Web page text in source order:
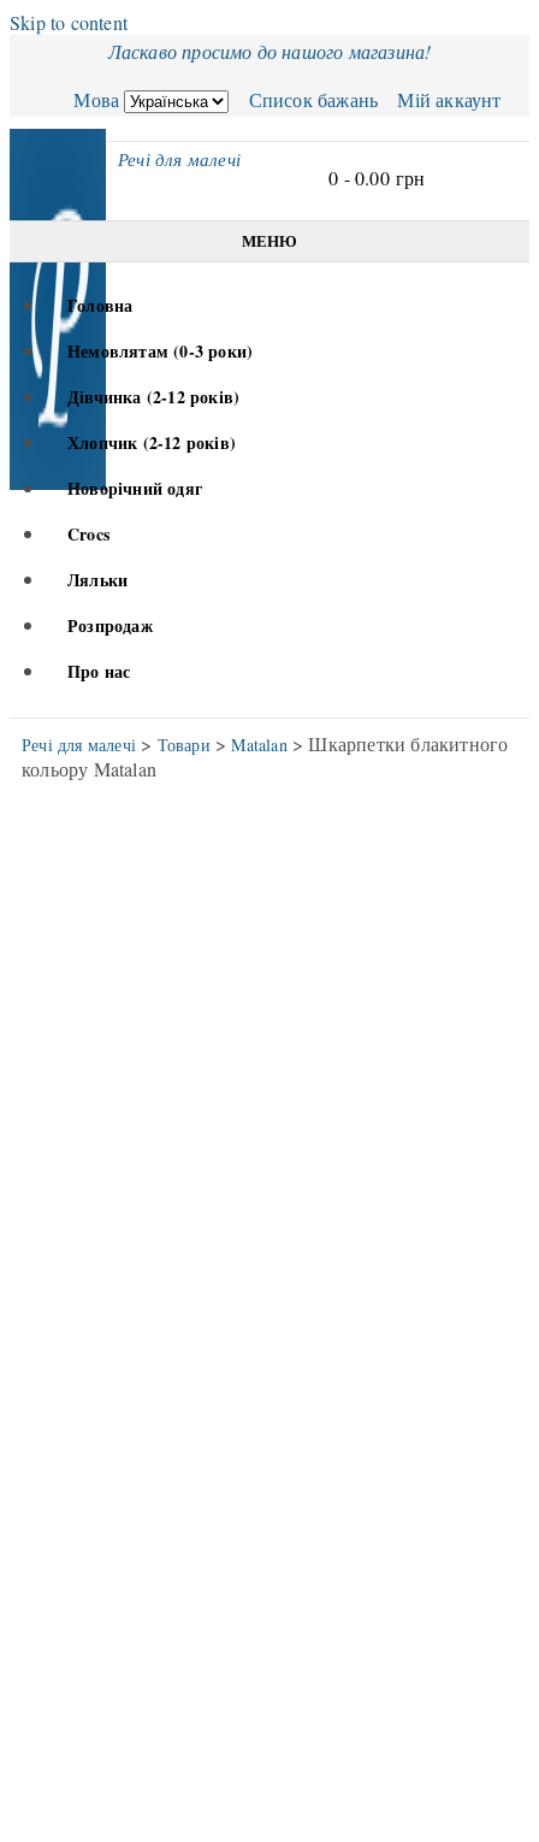
Skip to content
Ласкаво просимо до нашого магазина!
Мова
Список бажань Мій аккаунт
Речі для малечі
0 -0.00 грн
МЕНЮ
Головна
Немовлятам (0-3 роки)
Дівчинка (2-12 років)
Хлопчик (2-12 років)
Новорічний одяг
Crocs
Ляльки
Розпродаж
Про нас
Речі для малечі > Товари >Matalan > Шкарпетки блакитного
кольору Matalan